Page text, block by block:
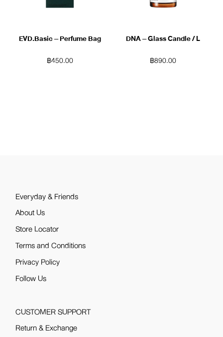
EVD.Basic – Perfume Bag
฿450.00
DNA – Glass Candle / L
฿890.00
Everyday & Friends
About Us
Store Locator
Terms and Conditions
Privacy Policy
Follow Us
CUSTOMER SUPPORT
Return & Exchange